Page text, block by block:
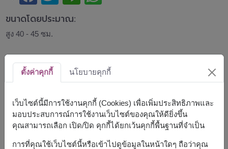
ขนาดโดยประมาณ:
สูง 40 - 45 ซม.
ช่อดอกไม้รวมสีสันสดใส ประกอบด้วยเยอบีร่า ทานตะวัน
กุหลาบ คาร์เนชั่น สแตติส และดอกไม้ตกแต่งหลากชนิด จัด
อย่างมีชีวิตชีวา ห่อด้วยกระดาษสีพีชและแผ่นใส เหมาะสำหรับ
สร้างรอยยิ้มได้ทุกโอกาส
สินค้าแบบที่ใกล้เคียงกัน ได้แก่FLV682,FLV685,FLV679
ตั้งค่าคุกกี้ นโยบายคุกกี้
เว็บไซต์นี้มีการใช้งานคุกกี้ (Cookies) เพื่อเพิ่มประสิทธิภาพและ
มอบประสบการณ์การใช้งานเว็บไซต์ของคุณให้ดียิ่งขึ้น
คุณสามารถเลือก เปิด/ปิด คุกกี้ได้ยกเว้นคุกกี้พื้นฐานที่จำเป็น
การที่คุณใช้เว็บไซต์นี้หรือเข้าไปดูข้อมูลในหน้าใดๆ ถือว่าคุณ